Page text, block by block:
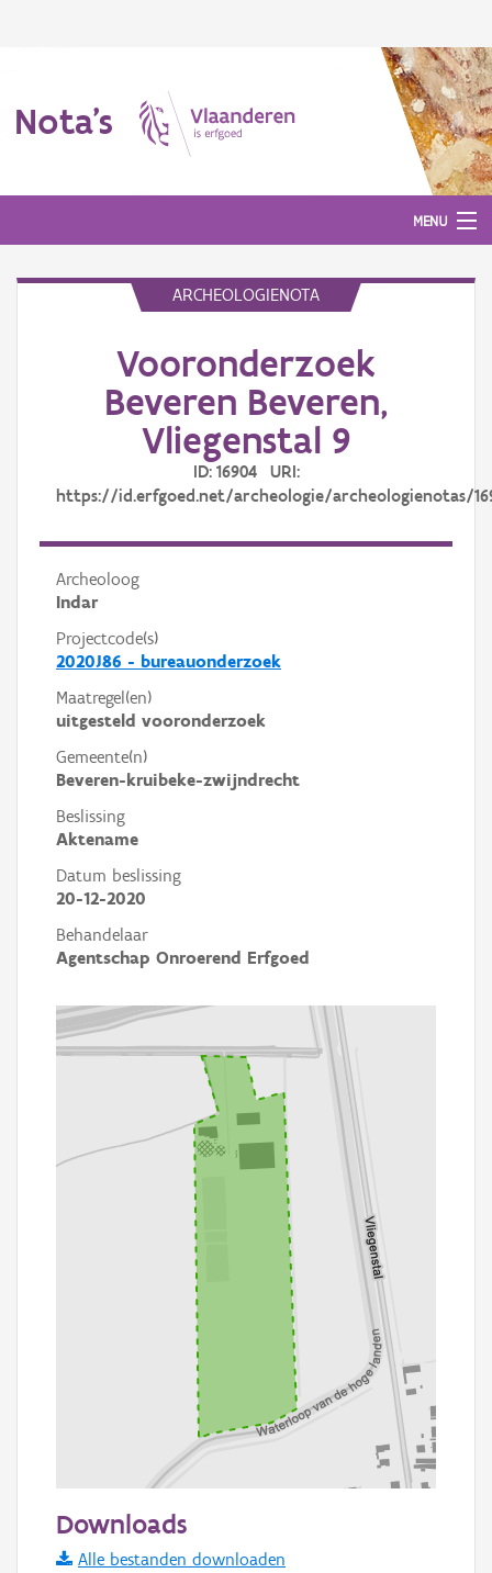
Nota's
MENU
ARCHEOLOGIENOTA
Vooronderzoek
Beveren Beveren,
Vliegenstal 9
ID: 16904 URI:
https://id.erfgoed.net/archeologie/archeologienotas/
Archeoloog
Indar
Projectcode(s)
2020J86 - bureauonderzoek
Maatregel(en)
uitgesteld vooronderzoek
Gemeente(n)
Beveren-kruibeke-zwijndrecht
Beslissing
Aktename
Datum beslissing
20-12-2020
Behandelaar
Agentschap Onroerend Erfgoed
Informatie Vlaanderen
Downloads
Alle bestanden downloaden